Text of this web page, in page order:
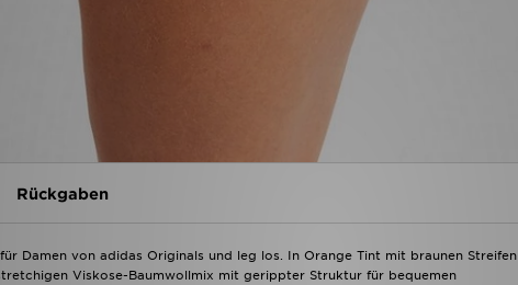
Rückgaben
Damen von adidas Originals und leg los. In Orange Tint mit braunen Streifen
Viskose-Baumwollmix mit gerippter Struktur für bequemen